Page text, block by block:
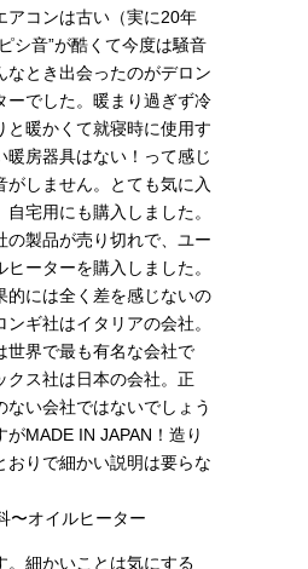
アコンは古い（実に20年
シ音”が酷くて今度は騒音
なとき出会ったのがデロン
ーでした。暖まり過ぎず冷
と暖かくて就寝時に使用す
暖房器具はない！って感じ
がしません。とても気に入
宅用にも購入しました。
の製品が売り切れで、ユー
ーターを購入しました。
的には全く差を感じないの
ギ社はイタリアの会社。
世界で最も有名な会社で
クス社は日本の会社。正
ない会社ではないでしょう
MADE IN JAPAN！造り
おりで細かい説明は要らな
。細かいことは気にする